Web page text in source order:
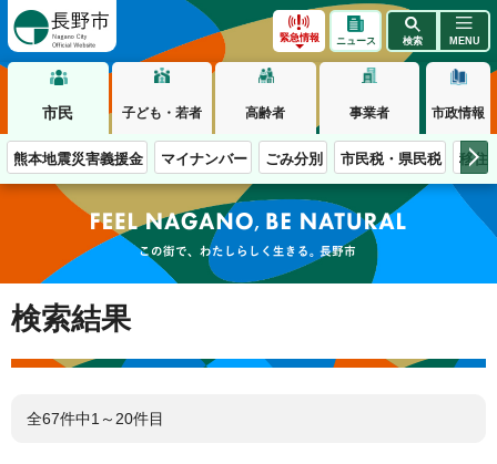
緊急情報 ニュース 検索 MENU
市民 子ども・若者 高齢者 事業者 市政情報
熊本地震災害義援金 マイナンバー ごみ分別 市民税・県民税 移住
この街で、わたしらしく生きる。長野市
検索結果
全67件中1～20件目